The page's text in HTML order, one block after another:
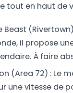
tout en haut de
Beast
il propose
À faire
(Area 72) : Le
une vitesse de